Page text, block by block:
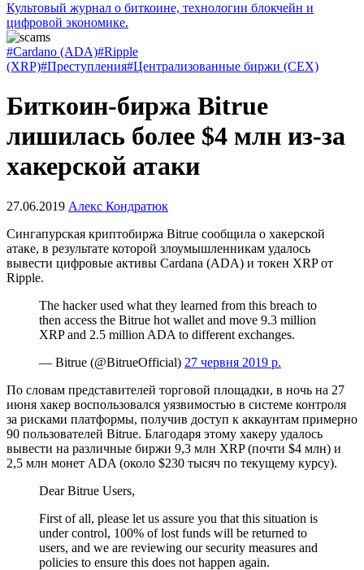
Культовый журнал о биткоине, технологии блокчейн и
цифровой экономике.
#Cardano (ADA)#Ripple
(XRP)#Преступления#Централизованные биржи (CEX)
Биткоин-биржа Bitrue
лишилась более $4 млн из-за
хакерской атаки
27.06.2019 Алекс Кондратюк
Сингапурская криптобиржа Bitrue сообщила о хакерской
атаке, в результате которой злоумышленникам удалось
вывести цифровые активы Cardana (ADA) и токен XRP от
Ripple.
The hacker used what they learned from this breach to
then access the Bitrue hot wallet and move 9.3 million
XRP and 2.5 million ADA to different exchanges.
— Bitrue (@BitrueOfficial) 27 червня 2019 р.
По словам представителей торговой площадки, в ночь на 27
июня хакер воспользовался уязвимостью в системе контроля
за рисками платформы, получив доступ к аккаунтам примерно
90 пользователей Bitrue. Благодаря этому хакеру удалось
вывести на различные биржи 9,3 млн XRP (почти $4 млн) и
2,5 млн монет ADA (около $230 тысяч по текущему курсу).
Dear Bitrue Users,
First of all, please let us assure you that this situation is
under control, 100% of lost funds will be returned to
users, and we are reviewing our security measures and
policies to ensure this does not happen again.